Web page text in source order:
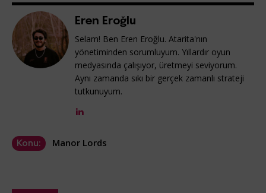
Eren Eroğlu
Selam! Ben Eren Eroğlu. Atarita'nın
yönetiminden sorumluyum. Yıllardır oyun
medyasında çalışıyor, üretmeyi seviyorum.
Aynı zamanda sıkı bir gerçek zamanlı strateji
tutkunuyum.
Konu: Manor Lords